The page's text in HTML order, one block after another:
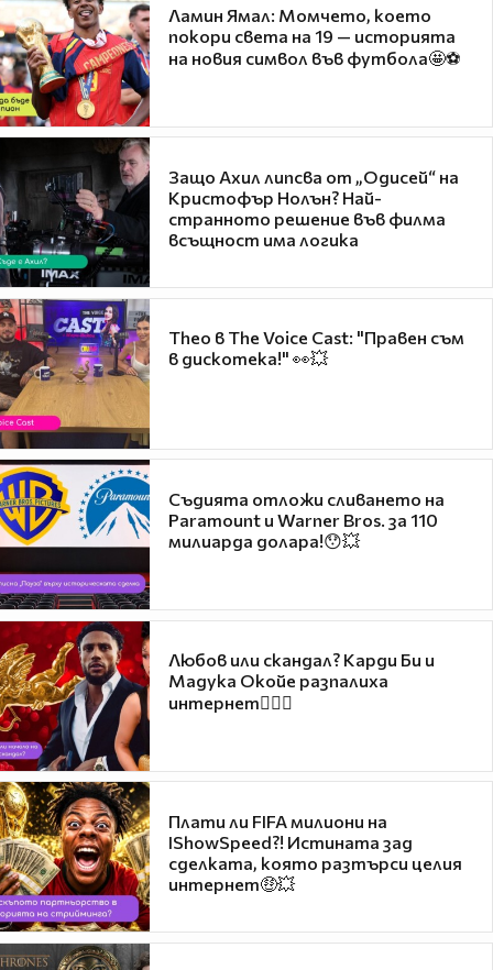
Ламин Ямал: Момчето, което
покори света на 19 — историята
на новия символ във футбола🤩⚽
Защо Ахил липсва от „Одисей“ на
Кристофър Нолън? Най-
странното решение във филма
всъщност има логика
Theo в The Voice Cast: "Правен съм
в дискотека!" 👀💥
Съдията отложи сливането на
Paramount и Warner Bros. за 110
милиарда долара!😯💥
Любов или скандал? Карди Би и
Мадука Окойе разпалиха
интернет❤️‍🔥🔥
Плати ли FIFA милиони на
IShowSpeed?! Истината зад
сделката, която разтърси целия
интернет🤑💥